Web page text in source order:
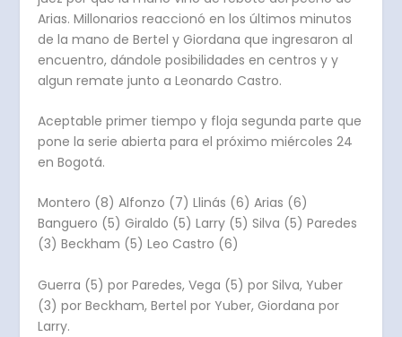
Arias. Millonarios reaccionó en los últimos minutos
de la mano de Bertel y Giordana que ingresaron al
encuentro, dándole posibilidades en centros y y
algun remate junto a Leonardo Castro.
Aceptable primer tiempo y floja segunda parte que
pone la serie abierta para el próximo miércoles 24
en Bogotá.
Montero (8) Alfonzo (7) Llinás (6) Arias (6)
Banguero (5) Giraldo (5) Larry (5) Silva (5) Paredes
(3) Beckham (5) Leo Castro (6)
Guerra (5) por Paredes, Vega (5) por Silva, Yuber
(3) por Beckham, Bertel por Yuber, Giordana por
Larry.